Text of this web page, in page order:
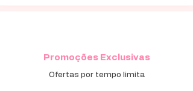
Promoções Exclusivas
Ofertas por tempo limita